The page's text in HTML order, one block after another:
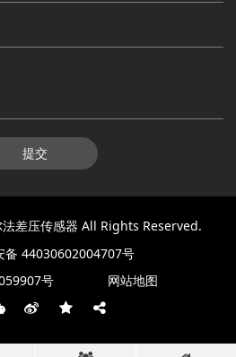
提交
差压传感器 All Rights Reserved.
备 44030602004707号
号
网站地图